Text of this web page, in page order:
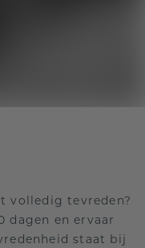
volledig tevreden?
dagen en ervaar
staat bij